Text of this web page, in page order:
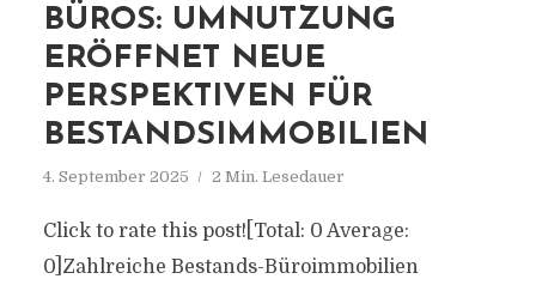
BÜROS: UMNUTZUNG
ERÖFFNET NEUE
PERSPEKTIVEN FÜR
BESTANDSIMMOBILIEN
4. September 2025 2 Min. Lesedauer
Click to rate this post![Total: 0 Average:
0]Zahlreiche Bestands-Büroimmobilien